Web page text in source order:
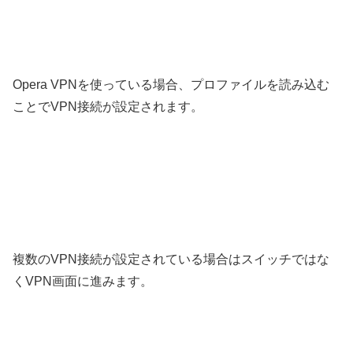
Opera VPNを使っている場合、プロファイルを読み込む
ことでVPN接続が設定されます。
複数のVPN接続が設定されている場合はスイッチではな
くVPN画面に進みます。